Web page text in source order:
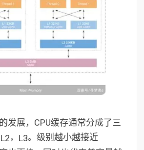
发展，CPU缓存通常分成了三
L2， L3。级别越小越接近